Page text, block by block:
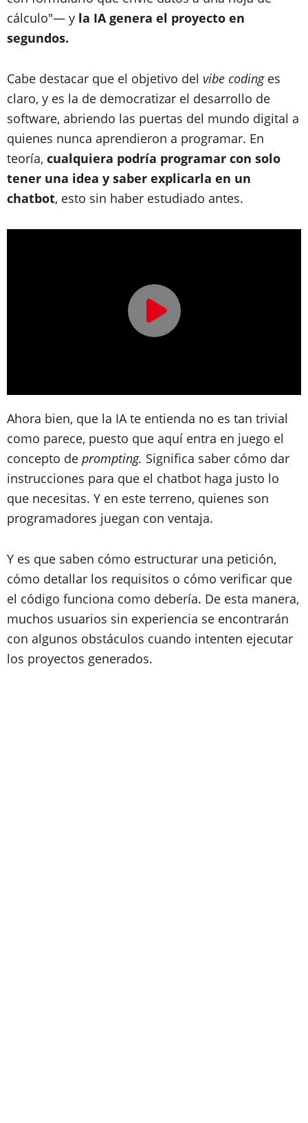
cálculo"— y la IA genera el proyecto en
segundos.
Cabe destacar que el objetivo del vibe codinges
claro, y es la de democratizar el desarrollo de
software, abriendo las puertas del mundo digital a
quienes nunca aprendieron a programar. En
teoría, cualquiera podría programar con solo
tener una idea y saber explicarla en un
chatbot, esto sin haber estudiado antes.
Ahora bien, que la IA te entienda no es tan trivial
como parece, puesto que aquí entra en juego el
concepto de prompting. Significa saber cómo dar
instrucciones para que el chatbot haga justo lo
que necesitas. Y en este terreno, quienes son
programadores juegan con ventaja.
Y es que saben cómo estructurar una petición,
cómo detallar los requisitos o cómo verificar que
el código funciona como debería. De esta manera,
muchos usuarios sin experiencia se encontrarán
con algunos obstáculos cuando intenten ejecutar
los proyectos generados.